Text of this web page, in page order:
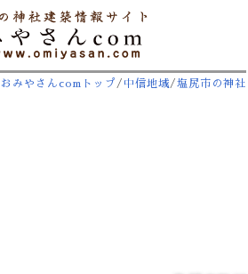
おみやさんcomトップ / 中信地域/塩尻市の神社